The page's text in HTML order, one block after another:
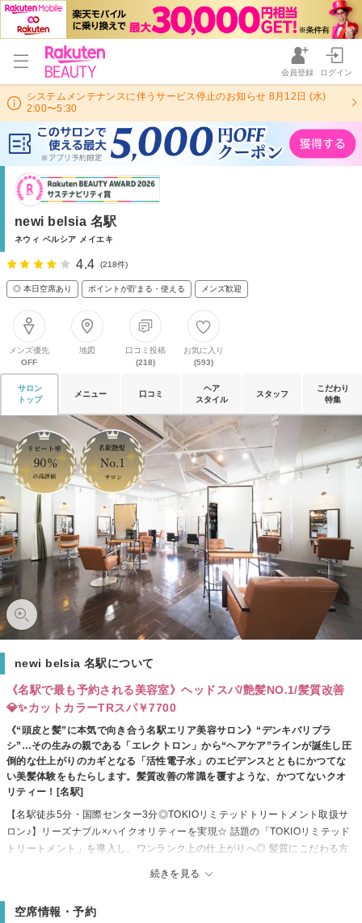
会員登録 ログイン
システムメンテナンスに伴うサービス停止のお知らせ 8月12日 (水)
2:00〜5:30
newi belsia 名駅
ネウィ ベルシア メイエキ
4.4 (218件)
◎ 本日空席あり ポイントが貯まる・使える メンズ歓迎
メンズ優先
OFF
地図
口コミ投稿
(218)
お気に入り
(593)
サロン
トップ
メニュー 口コミ
ヘア
スタイル
スタッフ
こだわり
特集
newi belsia 名駅について
《名駅で最も予約される美容室》ヘッドスパ/艶髪NO.1/髪質改善
💎✨カットカラーTRスパ￥7700
《“頭皮と髪”に本気で向き合う名駅エリア美容サロン》“デンキバリブラ
シ”…その生みの親である「エレクトロン」から“ヘアケア”ラインが誕生し圧
倒的な仕上がりのカギとなる「活性電子水」のエビデンスとともにかつてな
い美髪体験をもたらします。髪質改善の常識を覆すような、かつてないクオ
リティー！[名駅]
続きを見る
【名駅徒歩5分・国際センター3分◎TOKIOリミテッドトリートメント取扱サ
ロン♪】リーズナブル×ハイクオリティーを実現☆ 話題の「TOKIOリミテッド
トリートメント」を導入し、ワンランク上の仕上がりへ◎ 髪質にこだわる方
ながらカラーを楽しみたい」そんなあなたに寄り添ったプロデュースで、オ
空席情報・予約